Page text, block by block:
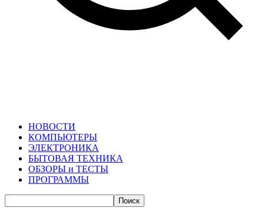
НОВОСТИ
КОМПЬЮТЕРЫ
ЭЛЕКТРОНИКА
БЫТОВАЯ ТЕХНИКА
ОБЗОРЫ и ТЕСТЫ
ПРОГРАММЫ
Поиск